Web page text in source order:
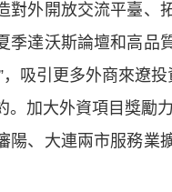
對外開放交流平臺、
季達沃斯論壇和高品
吸引更多外商來遼
加大外資項目獎勵
陽、大連兩市服務業